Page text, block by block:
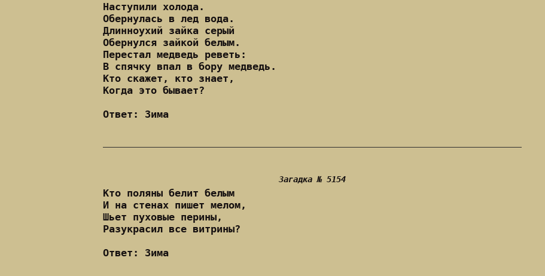
Наступили холода.
Обернулась в лед вода.
Длинноухий зайка серый
Обернулся зайкой белым.
Перестал медведь реветь:
В спячку впал в бору медведь.
Кто скажет, кто знает,
Когда это бывает?
Ответ: Зима
Загадка № 5154
Кто поляны белит белым
И на стенах пишет мелом,
Шьет пуховые перины,
Разукрасил все витрины?
Ответ: Зима